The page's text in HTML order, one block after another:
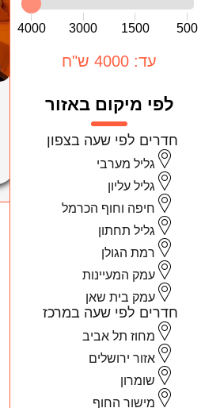
500
1500
3000
4000
עד: 4000 ש"ח
לפי מיקום באזור
חדרים לפי שעה בצפון
גליל מערבי
גליל עליון
חיפה וחוף הכרמל
גליל תחתון
רמת הגולן
עמק המעיינות
עמק בית שאן
חדרים לפי שעה במרכז
מחוז תל אביב
אזור ירושלים
שומרון
מישור החוף